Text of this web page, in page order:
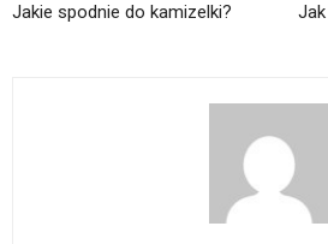
Jakie spodnie do kamizelki?